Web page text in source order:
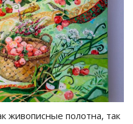
живописные полотна, так